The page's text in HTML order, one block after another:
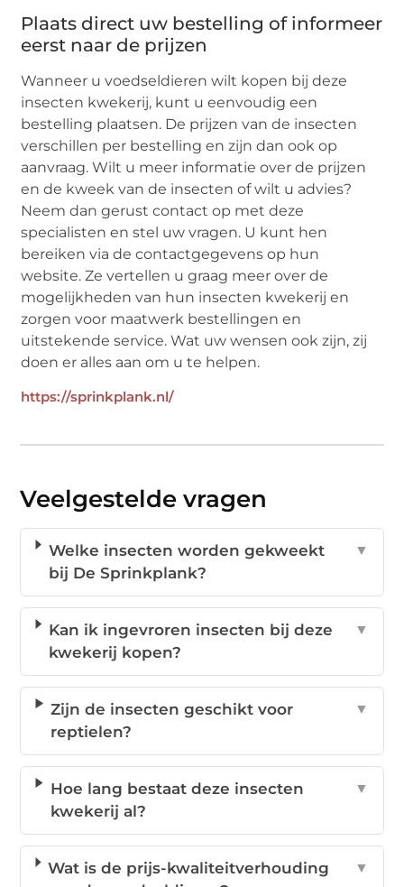
Plaats direct uw bestelling of informeer
eerst naar de prijzen
Wanneer u voedseldieren wilt kopen bij deze
insecten kwekerij, kunt u eenvoudig een
bestelling plaatsen. De prijzen van de insecten
verschillen per bestelling en zijn dan ook op
aanvraag. Wilt u meer informatie over de prijzen
en de kweek van de insecten of wilt u advies?
Neem dan gerust contact op met deze
specialisten en stel uw vragen. U kunt hen
bereiken via de contactgegevens op hun
website. Ze vertellen u graag meer over de
mogelijkheden van hun insecten kwekerij en
zorgen voor maatwerk bestellingen en
uitstekende service. Wat uw wensen ook zijn, zij
doen er alles aan om u te helpen.
https://sprinkplank.nl/
Veelgestelde vragen
Welke insecten worden gekweekt
bij De Sprinkplank?
▼
Kan ik ingevroren insecten bij deze
kwekerij kopen?
▼
Zijn de insecten geschikt voor
reptielen?
▼
Hoe lang bestaat deze insecten
kwekerij al?
▼
Wat is de prijs-kwaliteitverhouding
▼